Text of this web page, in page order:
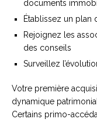
documents
Établissez un plan
Rejoignez les
des conseils
Surveillez
Votre première
dynamique
Certains primo-